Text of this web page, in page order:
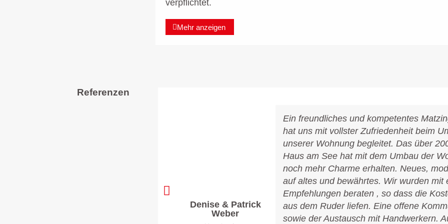
verpflichtet.
Mehr anzeigen
Referenzen
Denise & Patrick
Weber
Ein freundliches und kompetentes
hat uns mit vollster Zufriedenheit beim
unserer Wohnung begleitet. Das über
Haus am See hat mit dem Umbau der
noch mehr Charme erhalten. Neues,
auf altes und bewährtes. Wir wurden mit
Empfehlungen beraten , so dass die
aus dem Ruder liefen. Eine offene
sowie der Austausch mit Handwerkern.